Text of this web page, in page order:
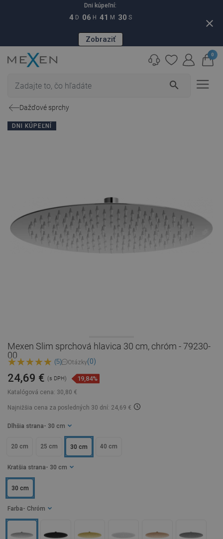
Dni kúpeľní:
4 D 06 H 41 M 29 S
Zobraziť
close
search
0
Dažďové sprchy
DNI KÚPEĽNÍ
Mexen Slim sprchová hlavica 30 cm, chróm - 79230-
00
(5) Otázky(0)
Katalógová cena: 30,80 €
24,69 € (s DPH) 19,84%
Najnižšia cena za posledných 30 dní: 24,69 €
Dlhšia strana - 30 cm
20 cm 25 cm 30 cm 40 cm
Kratšia strana - 30 cm
30 cm
Farba - Chróm